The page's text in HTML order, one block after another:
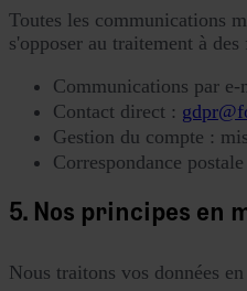
Toutes les communications
s'opposer au traitement à
Communications par
Contact direct :
Gestion du compte :
Correspondance
5. Nos principes en
Nous traitons vos données